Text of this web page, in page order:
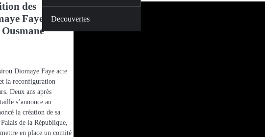
Decouvertes
des
Faye qui
Diomaye Faye acte
la reconfiguration
Deux ans après
s’annonce au
la création de sa
de la République,
en place un comité